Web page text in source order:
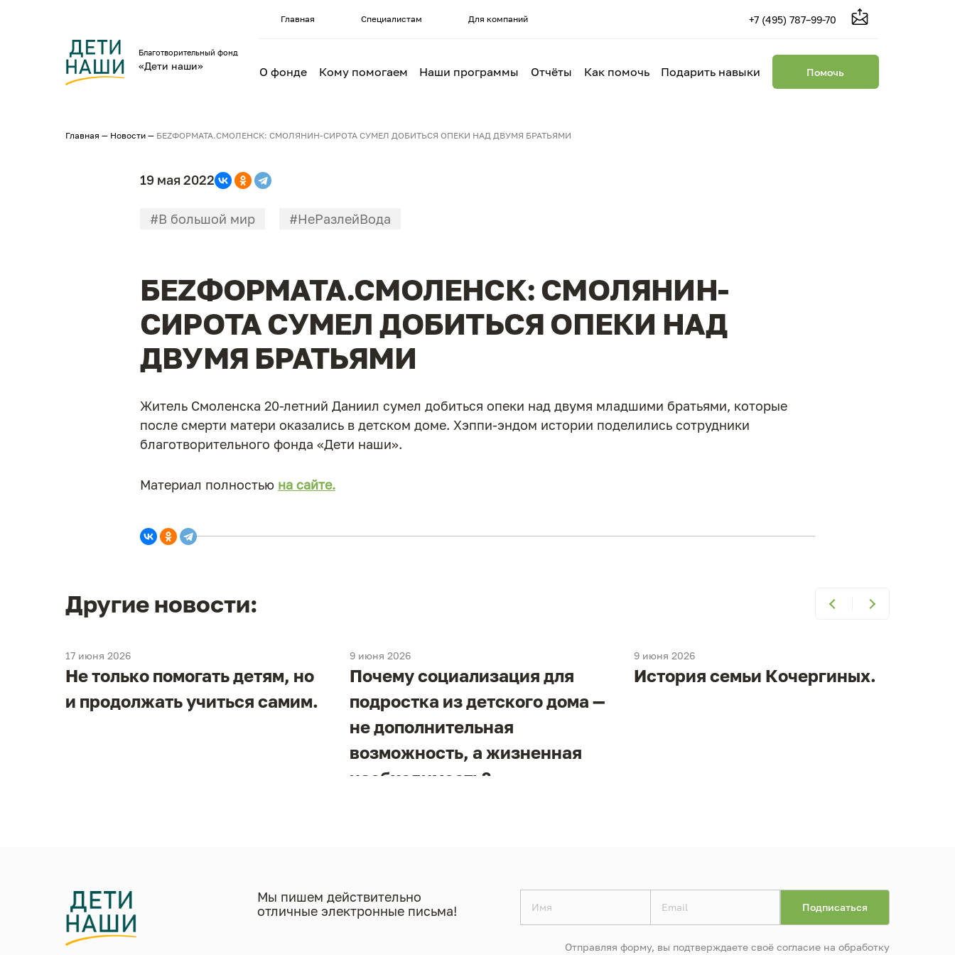
Благотворительный фонд
«Дети наши»
Главная Специалистам Для компаний +7 (495) 787–99-70
О фонде Кому помогаем Наши программы Отчёты Как помочь Подарить навыки Помочь
Главная — Новости — БЕZФОРМАТА.СМОЛЕНСК: СМОЛЯНИН-СИРОТА СУМЕЛ ДОБИТЬСЯ ОПЕКИ НАД ДВУМЯ БРАТЬЯМИ
19 мая 2022
#В большой мир #НеРазлейВода
БЕZФОРМАТА.СМОЛЕНСК: СМОЛЯНИН-
СИРОТА СУМЕЛ ДОБИТЬСЯ ОПЕКИ НАД
ДВУМЯ БРАТЬЯМИ
Житель Смоленска 20-летний Даниил сумел добиться опеки над двумя младшими братьями, которые
после смерти матери оказались в детском доме. Хэппи-эндом истории поделились сотрудники
благотворительного фонда «Дети наши».
Материал полностью на сайте.
Другие новости:
17 июня 2026
Не только помогать детям, но
и продолжать учиться самим.
9 июня 2026
Почему социализация для
подростка из детского дома —
не дополнительная
возможность, а жизненная
необходимость?
9 июня 2026
История семьи Кочергиных.
Мы пишем действительно
отличные электронные письма!
Отправляя форму, вы подтверждаете своё согласие на обработку